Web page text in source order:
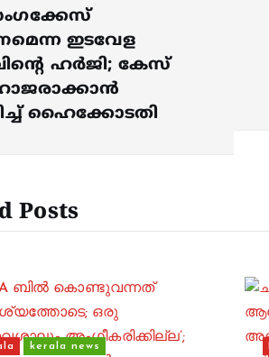
ഇടവേള
ഹര്‍ജി; കേസ്
ഹൈക്കോടതി
Posts
kerala news